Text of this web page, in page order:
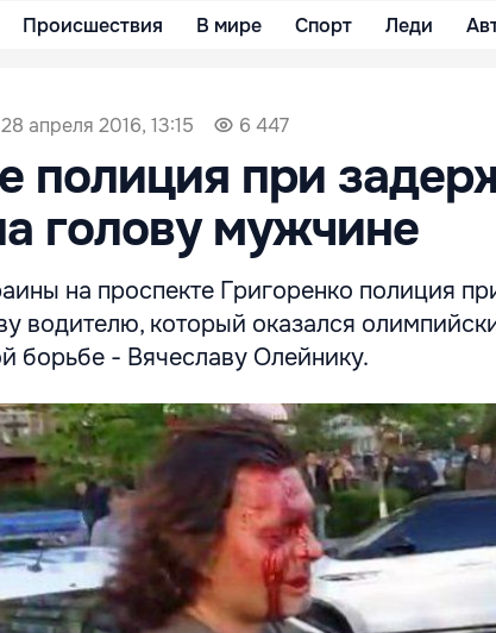
Происшествия В мире Спорт Леди
28 апреля 2016, 13:15 6 447
полиция при
голову мужчине
на проспекте Григоренко полиция
водителю, который оказался
борьбе - Вячеславу Олейнику.